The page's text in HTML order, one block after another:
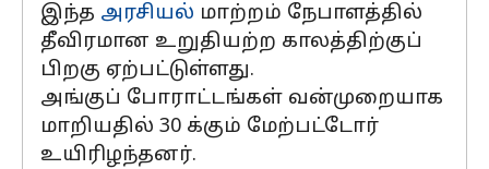
இந்த அரசியல் மாற்றம் நேபாளத்தில்
தீவிரமான உறுதியற்ற காலத்திற்குப்
பிறகு ஏற்பட்டுள்ளது.
அங்குப் போராட்டங்கள் வன்முறையாக
மாறியதில் 30 க்கும் மேற்பட்டோர்
உயிரிழந்தனர்.